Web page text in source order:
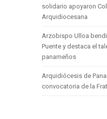
solidario apoyaron
Arquidiocesana
Arzobispo Ulloa
Puente y destaca el
panameños
Arquidiócesis de
convocatoria de la